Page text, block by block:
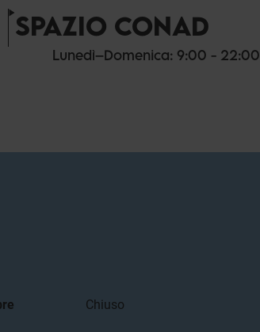
SPAZIO CONAD
Lunedì–Domenica: 9:00 - 22:00
Chiuso